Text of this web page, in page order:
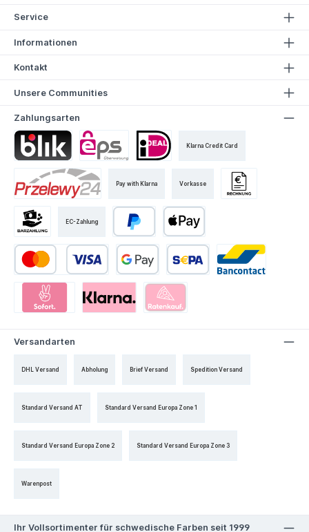
Service
Informationen
Kontakt
Unsere Communities
Zahlungsarten
Klarna Credit Card
Pay with Klarna Vorkasse
EC-Zahlung
Versandarten
DHL Versand Abholung Brief Versand Spedition Versand
Standard Versand AT Standard Versand Europa Zone 1
Standard Versand Europa Zone 2 Standard Versand Europa Zone 3
Warenpost
Ihr Vollsortimenter für schwedische Farben seit 1999